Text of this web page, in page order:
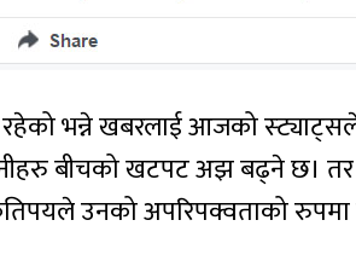
रहेको भन्ने खबरलाई आजको
बीचको खटपट अझ बढ्ने छ।
उनको अपरिपक्वताको